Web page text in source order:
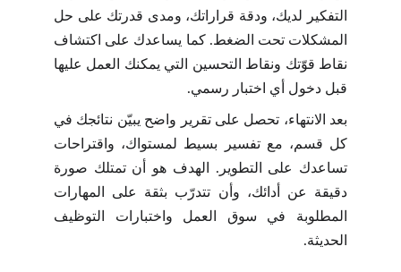
التفكير لديك، ودقة قراراتك، ومدى قدرتك على حل
المشكلات تحت الضغط. كما يساعدك على اكتشاف
نقاط قوّتك ونقاط التحسين التي يمكنك العمل عليها
قبل دخول أي اختبار رسمي.
بعد الانتهاء، تحصل على تقرير واضح يبيّن نتائجك في
كل قسم، مع تفسير بسيط لمستواك، واقتراحات
تساعدك على التطوير. الهدف هو أن تمتلك صورة
دقيقة عن أدائك، وأن تتدرّب بثقة على المهارات
المطلوبة في سوق العمل واختبارات التوظيف
الحديثة.